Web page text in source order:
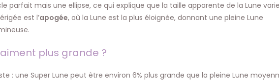
parfait mais une ellipse, ce qui explique que la taille apparente de la Lune varie
est l’apogée, où la Lune est la plus éloignée, donnant une pleine Lune
plus grande ?
: une Super Lune peut être environ 6% plus grande que la pleine Lune